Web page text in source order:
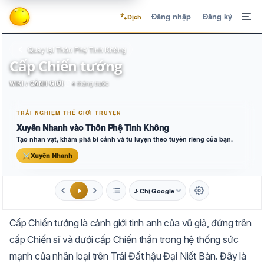
Dịch Đăng nhập Đăng ký
Quay lại Thôn Phệ Tinh Không
Cấp Chiến tướng
WIKI / CẢNH GIỚI 4 tháng trước
TRẢI NGHIỆM THẾ GIỚI TRUYỆN
Xuyên Nhanh vào Thôn Phệ Tinh Không
Tạo nhân vật, khám phá bí cảnh và tu luyện theo tuyến riêng của bạn.
⚔Xuyên Nhanh
♪ Chị Google
Mặc định Tự chuyển
Trắng Ngà Vàng
Cấp Chiến tướng là cảnh giới tinh anh của vũ giả, đứng trên
cấp Chiến sĩ và dưới cấp Chiến thần trong hệ thống sức
mạnh của nhân loại trên Trái Đất hậu Đại Niết Bàn. Đây là